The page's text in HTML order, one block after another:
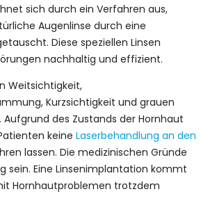
sich durch ein Verfahren aus,
Augenlinse durch eine
Diese speziellen Linsen
nachhaltig und effizient.
Weitsichtigkeit,
Kurzsichtigkeit und grauen
Aufgrund des Zustands der Hornhaut
keine Laserbehandlung an den
lassen. Die medizinischen Gründe
sein. Eine Linsenimplantation kommt
Hornhautproblemen trotzdem